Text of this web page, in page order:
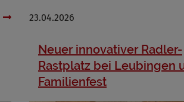
23.04.2026
Neuer innovativer Radler-
Rastplatz bei Leubingen
Familienfest